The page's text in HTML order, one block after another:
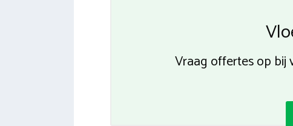
Vraag offertes op bij